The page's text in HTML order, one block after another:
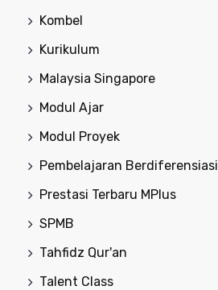
Kombel
Kurikulum
Malaysia Singapore
Modul Ajar
Modul Proyek
Pembelajaran Berdiferensiasi
Prestasi Terbaru MPlus
SPMB
Tahfidz Qur'an
Talent Class